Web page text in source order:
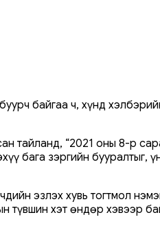
байгаа ч, хүнд
тайланд, “2021 оны 8-р
бага зэргийн бууралтыг,
эзлэх хувь тогтмол
түвшин хэт өндөр хэвээр